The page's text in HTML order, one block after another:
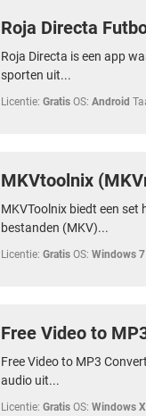
Roja Directa
Roja Directa is een app
sporten uit...
Licentie: Gratis OS: Android
MKVtoolnix
MKVToolnix biedt een
bestanden (MKV)...
Licentie: Gratis OS: Windows
Free Video to
Free Video to MP3
audio uit...
Licentie: Gratis OS: Windows